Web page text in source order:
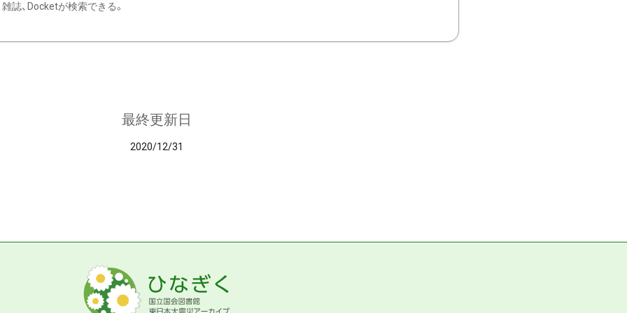
雑誌、Docketが検索できる。
最終更新日
2020/12/31